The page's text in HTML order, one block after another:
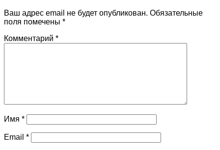
Ваш адрес email не будет опубликован. Обязательные
поля помечены *
Комментарий *
Имя *
Email *